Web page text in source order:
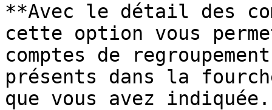
**Avec le détail des
cette option vous
comptes de
présents dans la
que vous avez indiquée.